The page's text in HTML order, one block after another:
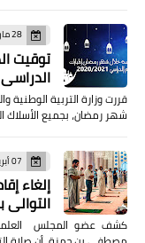
28 مارس 2021
توقيت
الدراسي2020/2021
قررت وزارة التربية الوطنية
شهر رمضان، بجميع الأسلاك
07 أبريل 2021
إلغاء
التوالي
كشف عضو المجلس العلمي